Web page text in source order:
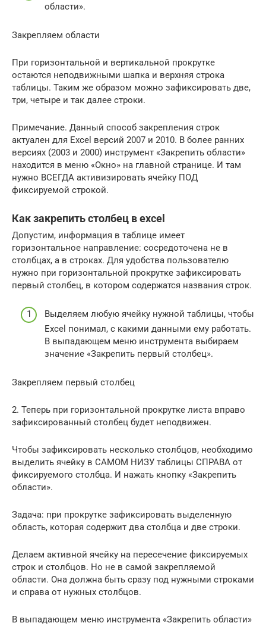
области».
Закрепляем области
При горизонтальной и вертикальной прокрутке
остаются неподвижными шапка и верхняя строка
таблицы. Таким же образом можно зафиксировать две,
три, четыре и так далее строки.
Примечание. Данный способ закрепления строк
актуален для Excel версий 2007 и 2010. В более ранних
версиях (2003 и 2000) инструмент «Закрепить области»
находится в меню «Окно» на главной странице. И там
нужно ВСЕГДА активизировать ячейку ПОД
фиксируемой строкой.
Как закрепить столбец в excel
Допустим, информация в таблице имеет
горизонтальное направление: сосредоточена не в
столбцах, а в строках. Для удобства пользователю
нужно при горизонтальной прокрутке зафиксировать
первый столбец, в котором содержатся названия строк.
Выделяем любую ячейку нужной таблицы, чтобы
Excel понимал, с какими данными ему работать.
В выпадающем меню инструмента выбираем
значение «Закрепить первый столбец».
Закрепляем первый столбец
2. Теперь при горизонтальной прокрутке листа вправо
зафиксированный столбец будет неподвижен.
Чтобы зафиксировать несколько столбцов, необходимо
выделить ячейку в САМОМ НИЗУ таблицы СПРАВА от
фиксируемого столбца. И нажать кнопку «Закрепить
области».
Задача: при прокрутке зафиксировать выделенную
область, которая содержит два столбца и две строки.
Делаем активной ячейку на пересечение фиксируемых
строк и столбцов. Но не в самой закрепляемой
области. Она должна быть сразу под нужными строками
и справа от нужных столбцов.
В выпадающем меню инструмента «Закрепить области»